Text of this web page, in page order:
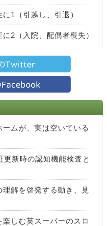
1（引越し、引退）
2（入院、配偶者喪失）
ムが、実は空いている
新時の認知機能検査と
解を啓発する動き、見
しむ英スーパーのスロ